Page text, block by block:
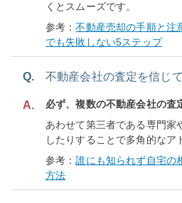
くとスムーズです。
参考：不動産売却の手順と注
でも失敗しない5ステップ
Q. 不動産会社の査定を信じ
A.
必ず、複数の不動産会社の査
あわせて第三者である専門家
したりすることで多角的なア
参考：誰にも知られず自宅の
方法